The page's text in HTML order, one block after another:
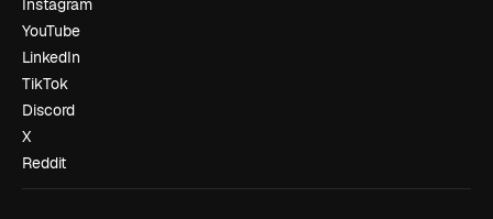
YouTube
LinkedIn
TikTok
Discord
X
Reddit